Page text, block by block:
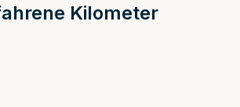
Kilometer